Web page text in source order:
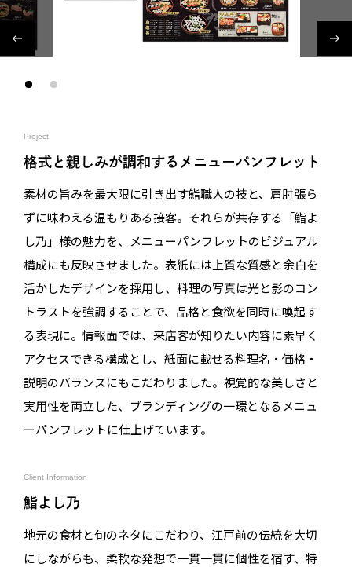
Project
格式と親しみが調和するメニューパンフレット
素材の旨みを最大限に引き出す鮨職人の技と、肩肘張ら
ずに味わえる温もりある接客。それらが共存する「鮨よ
し乃」様の魅力を、メニューパンフレットのビジュアル
構成にも反映させました。表紙には上質な質感と余白を
活かしたデザインを採用し、料理の写真は光と影のコン
トラストを強調することで、品格と食欲を同時に喚起す
る表現に。情報面では、来店客が知りたい内容に素早く
アクセスできる構成とし、紙面に載せる料理名・価格・
説明のバランスにもこだわりました。視覚的な美しさと
実用性を両立した、ブランディングの一環となるメニュ
ーパンフレットに仕上げています。
Client Information
鮨よし乃
地元の食材と旬のネタにこだわり、江戸前の伝統を大切
にしながらも、柔軟な発想で一貫一貫に個性を宿す、特